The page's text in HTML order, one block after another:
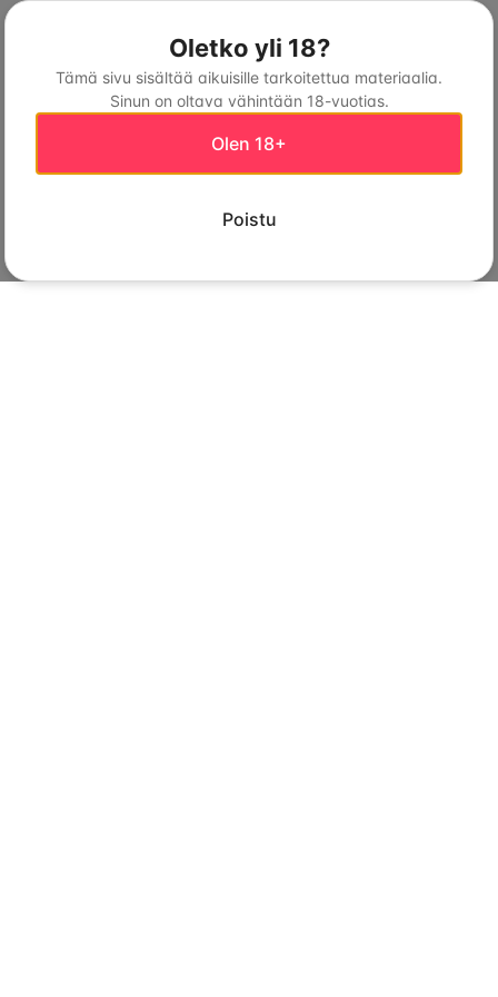
Oletko yli 18?
Tämä sivu sisältää aikuisille tarkoitettua materiaalia.
Sinun on oltava vähintään 18-vuotias.
Olen 18+
Poistu